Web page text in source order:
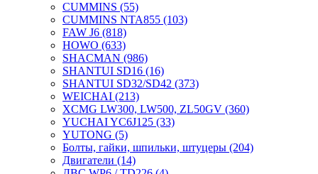
CUMMINS (55)
CUMMINS NTA855 (103)
FAW J6 (818)
HOWO (633)
SHACMAN (986)
SHANTUI SD16 (16)
SHANTUI SD32/SD42 (373)
WEICHAI (213)
XCMG LW300, LW500, ZL50GV (360)
YUCHAI YC6J125 (33)
YUTONG (5)
Болты, гайки, шпильки, штуцеры (204)
Двигатели (14)